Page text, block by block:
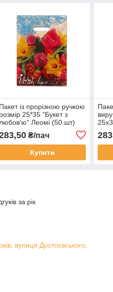
Пакет із прорізною ручкою
розмір 25*35 "Букет з
любов'ю" Леомі (50 шт)
₴/пач
Купити
за рік
вулиця Достоєвського,